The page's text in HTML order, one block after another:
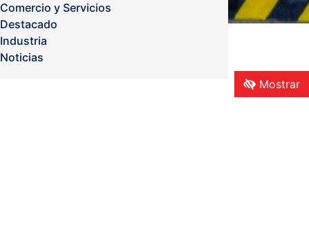
Mostrar
Comercio y Servicios
Destacado
Industria
Noticias